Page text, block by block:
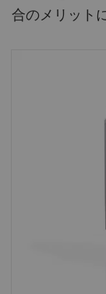
合のメリット
リモート
専用機能
Rapid
Siemens
ューショ
り、高度
め、救急
制御と